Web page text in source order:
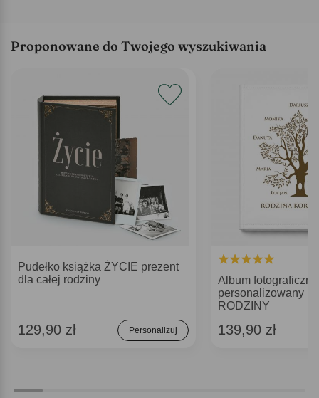
Proponowane do Twojego wyszukiwania
Pudełko książka ŻYCIE prezent
dla całej rodziny
129,90 zł Personalizuj
Album fotograficzny
personalizowany
RODZINY
139,90 zł